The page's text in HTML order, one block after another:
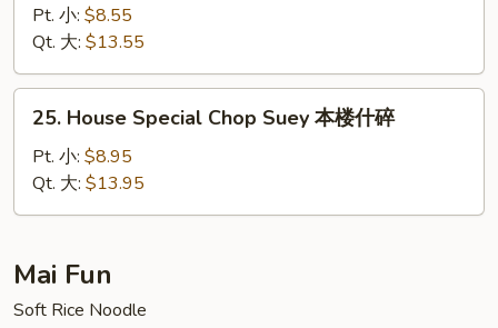
Chop
Suey
虾
什
Pt. 小: $8.55
Qt. 大: $13.55
House
Special
Chop
Suey
楼
什
碎
25. House Special Chop Suey 本楼什碎
Pt. 小: $8.95
Qt. 大: $13.95
Mai Fun
Soft Rice Noodle